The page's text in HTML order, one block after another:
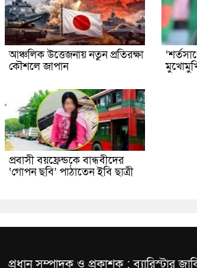
আঞ্চলিক উত্তেজনায় নতুন প্রতিরক্ষা
কৌশলে জাপান
প্রবাসী বয়ফ্রেন্ডকে বান্ধবীদের
‘গোপন ছবি’ পাঠাতেন ইবি ছাত্রী
প্রধান সম্পাদক ও প্রকাশক : ব্যারিস্টার